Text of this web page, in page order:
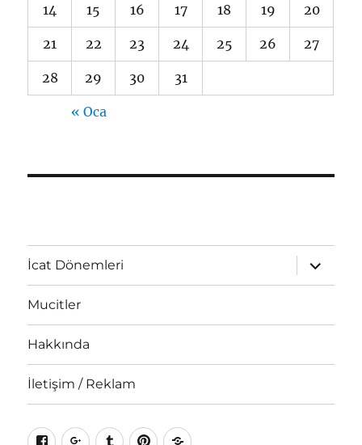
14 15 16 17 18 19 20
21 22 23 24 25 26 27
28 29 30 31
« Oca
İcat Dönemleri
Alt
menüyü
genişlet
Mucitler
Hakkında
İletişim / Reklam
FacebookGoogle+TumblrPinterest
RSS